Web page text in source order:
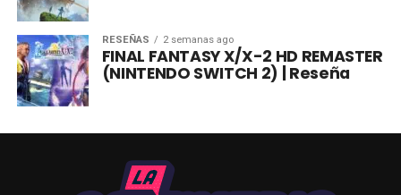
RESEÑAS 2 semanas ago
FINAL FANTASY X/X-2 HD REMASTER
(NINTENDO SWITCH 2) | Reseña